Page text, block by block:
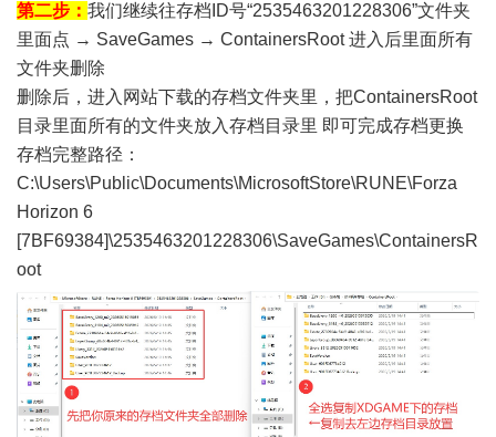
第二步： 我们继续往存档ID号“2535463201228306”文件夹
里面点 → SaveGames → ContainersRoot 进入后里面所有
文件夹删除
删除后，进入网站下载的存档文件夹里，把ContainersRoot
目录里面所有的文件夹放入存档目录里 即可完成存档更换
存档完整路径：
C:\Users\Public\Documents\MicrosoftStore\RUNE\Forza
Horizon 6
[7BF69384]\2535463201228306\SaveGames\ContainersR
oot